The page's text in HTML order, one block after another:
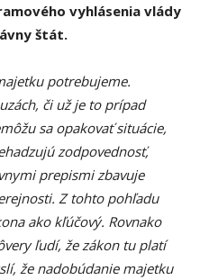
vyhlásenia vlády
štát.
potrebujeme.
či už je to prípad
sa opakovať situácie,
zodpovednosť,
prepismi zbavuje
Z tohto pohľadu
ako kľúčový. Rovnako
ľudí, že zákon tu platí
že nadobúdanie majetku